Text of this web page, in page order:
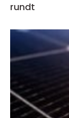
rundt